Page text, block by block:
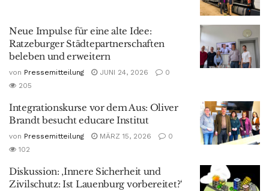
Neue Impulse für eine alte Idee:
Ratzeburger Städtepartnerschaften
beleben und erweitern
von Pressemitteilung JUNI 24, 2026
0
205
Integrationskurse vor dem Aus: Oliver
Brandt besucht educare Institut
von Pressemitteilung MÄRZ 15, 2026
0
102
Diskussion: ‚Innere Sicherheit und
Zivilschutz: Ist Lauenburg vorbereitet?‘